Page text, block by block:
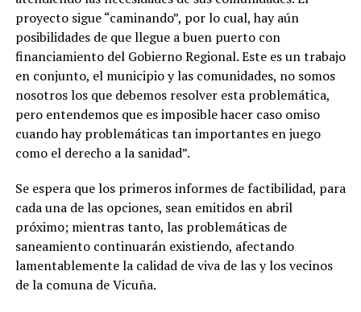
proyecto sigue “caminando”, por lo cual, hay aún
posibilidades de que llegue a buen puerto con
financiamiento del Gobierno Regional. Este es un trabajo
en conjunto, el municipio y las comunidades, no somos
nosotros los que debemos resolver esta problemática,
pero entendemos que es imposible hacer caso omiso
cuando hay problemáticas tan importantes en juego
como el derecho a la sanidad”.
Se espera que los primeros informes de factibilidad, para
cada una de las opciones, sean emitidos en abril
próximo; mientras tanto, las problemáticas de
saneamiento continuarán existiendo, afectando
lamentablemente la calidad de viva de las y los vecinos
de la comuna de Vicuña.